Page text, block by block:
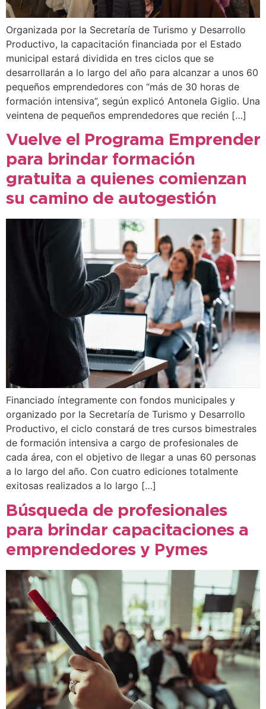
Organizada por la Secretaría de Turismo y Desarrollo
Productivo, la capacitación financiada por el Estado
municipal estará dividida en tres ciclos que se
desarrollarán a lo largo del año para alcanzar a unos 60
pequeños emprendedores con “más de 30 horas de
formación intensiva”, según explicó Antonela Giglio. Una
veintena de pequeños emprendedores que recién […]
Vuelve el Programa Emprender
para brindar formación
gratuita a quienes comienzan
su camino de autogestión
Financiado íntegramente con fondos municipales y
organizado por la Secretaría de Turismo y Desarrollo
Productivo, el ciclo constará de tres cursos bimestrales
de formación intensiva a cargo de profesionales de
cada área, con el objetivo de llegar a unas 60 personas
a lo largo del año. Con cuatro ediciones totalmente
exitosas realizados a lo largo […]
Búsqueda de profesionales
para brindar capacitaciones a
emprendedores y Pymes